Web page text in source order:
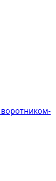
воротником-